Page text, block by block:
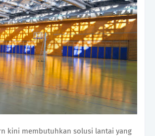
kini membutuhkan solusi lantai yang